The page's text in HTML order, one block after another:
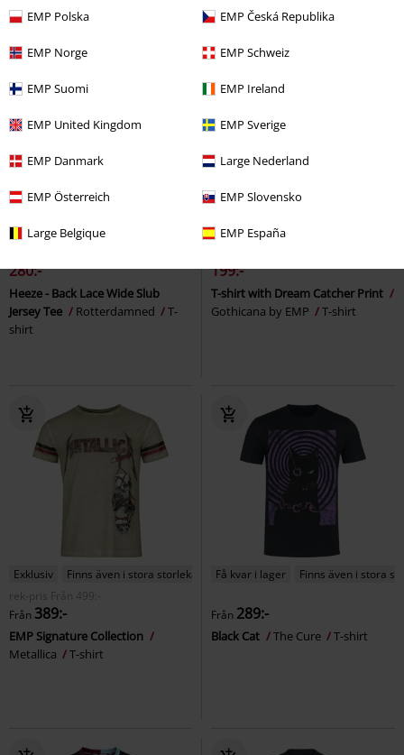
EMP Polska EMP Česká Republika
EMP Norge EMP Schweiz
EMP Suomi EMP Ireland
EMP United Kingdom EMP Sverige
EMP Danmark Large Nederland
EMP Österreich EMP Slovensko
Large Belgique EMP España
% Finns även i stora storlekar
280:-
Heeze - Back Lace Wide Slub
Jersey Tee
Rotterdamned
T-
shirt
50% RABATT
199:-
T-shirt with Dream Catcher Print
Gothicana by EMP
T-shirt
Exklusiv
Finns även i stora storlekar
rek-pris
Från
499:-
Från 389:-
EMP Signature Collection
Metallica
T-shirt
Få kvar i lager Finns även i stora
Från 289:-
Black Cat The Cure T-shirt